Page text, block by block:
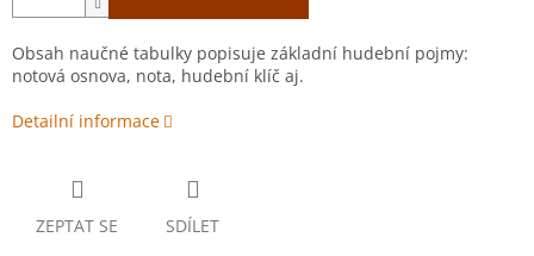
Obsah naučné tabulky popisuje základní hudební pojmy:
notová osnova, nota, hudební klíč aj.
Detailní informace
ZEPTAT SE SDÍLET